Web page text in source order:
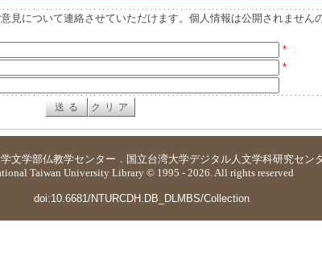
見について連絡させていただけます。個人情報は公開されません
*
*
文学部仏教学センター ． 国立台湾大学デジタル人文学科研究セン
Taiwan University Library © 1995 - 2026. All rights reserved
doi:10.6681/NTURCDH.DB_DLMBS/Collection